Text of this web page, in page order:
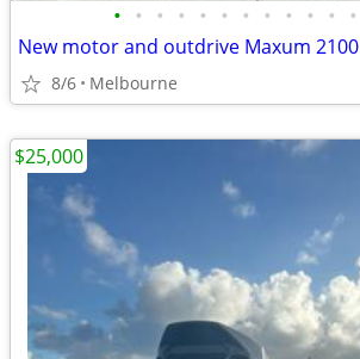
• • • • • • • • • • • •
New motor and outdrive Maxum 2100
8/6 Melbourne
$25,000